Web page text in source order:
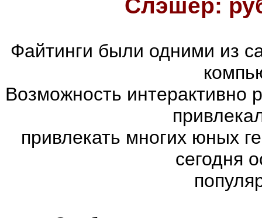
Слэшер:
Файтинги были одними из
Возможность интерактивно
привлекать многих юных
сегодня